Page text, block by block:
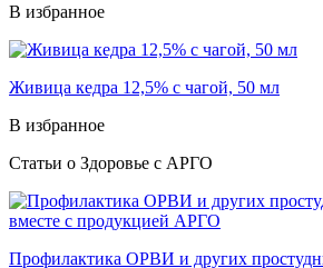
В избранное
Живица кедра 12,5% с чагой, 50 мл
В избранное
Статьи о Здоровье с АРГО
Профилактика ОРВИ и других